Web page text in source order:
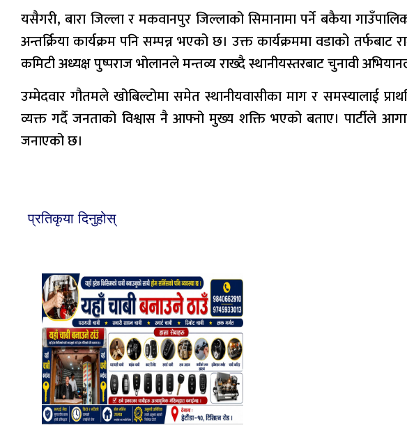
यसैगरी, बारा जिल्ला र मकवानपुर जिल्लाको सिमानामा पर्ने बकैया
अन्तर्क्रिया कार्यक्रम पनि सम्पन्न भएको छ। उक्त कार्यक्रममा वडाको
कमिटी अध्यक्ष पुष्पराज भोलानले मन्तव्य राख्दै स्थानीयस्तरबाट चुनावी
उम्मेदवार गौतमले खोबिल्टोमा समेत स्थानीयवासीका माग र समस्यालाई
व्यक्त गर्दै जनताको विश्वास नै आफ्नो मुख्य शक्ति भएको बताए। पार्टीले
जनाएको छ।
प्रतिकृया दिनुहोस्